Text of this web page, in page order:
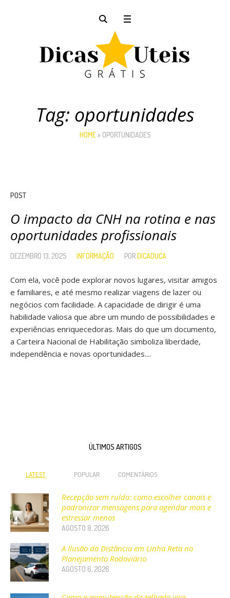
Tag: oportunidades
HOME» OPORTUNIDADES
POST
O impacto da CNH na rotina e nas
oportunidades profissionais
DEZEMBRO 13, 2025 INFORMAÇÃO PORDICADUCA
Com ela, você pode explorar novos lugares, visitar amigos
e familiares, e até mesmo realizar viagens de lazer ou
negócios com facilidade. A capacidade de dirigir é uma
habilidade valiosa que abre um mundo de possibilidades e
experiências enriquecedoras. Mais do que um documento,
a Carteira Nacional de Habilitação simboliza liberdade,
independência e novas oportunidades....
ÚLTIMOS ARTIGOS
LATEST POPULAR COMENTÁRIOS
Recepção sem ruído: como escolher canais e
padronizar mensagens para agendar mais e
estressar menos
AGOSTO 8, 2026
A Ilusão da Distância em Linha Reta no
Planejamento Rodoviário
AGOSTO 6, 2026